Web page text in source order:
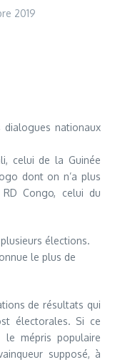
2019
dialogues nationaux
celui de la Guinée
dont on n’a plus
Congo, celui du
élections.
le plus de
de résultats qui
électorales. Si ce
le mépris populaire
supposé, à